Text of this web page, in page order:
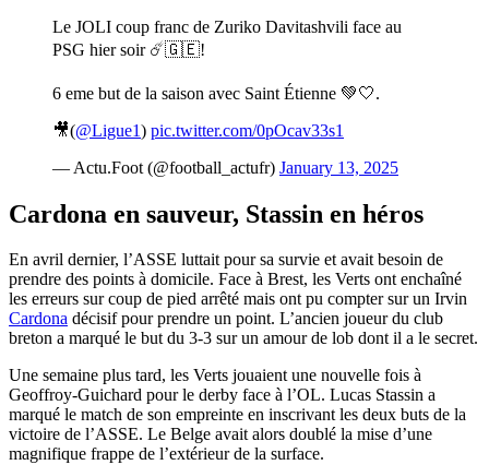
Le JOLI coup franc de Zuriko Davitashvili face au
PSG hier soir ☄️🇬🇪!
6 eme but de la saison avec Saint Étienne 💚🤍.
🎥(@Ligue1) pic.twitter.com/0pOcav33s1
— Actu.Foot (@football_actufr) January 13, 2025
Cardona en sauveur, Stassin en héros
En avril dernier, l’ASSE luttait pour sa survie et avait besoin de
prendre des points à domicile. Face à Brest, les Verts ont enchaîné
les erreurs sur coup de pied arrêté mais ont pu compter sur un Irvin
Cardona décisif pour prendre un point. L’ancien joueur du club
breton a marqué le but du 3-3 sur un amour de lob dont il a le secret.
Une semaine plus tard, les Verts jouaient une nouvelle fois à
Geoffroy-Guichard pour le derby face à l’OL. Lucas Stassin a
marqué le match de son empreinte en inscrivant les deux buts de la
victoire de l’ASSE. Le Belge avait alors doublé la mise d’une
magnifique frappe de l’extérieur de la surface.